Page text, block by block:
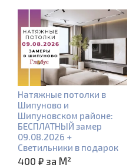
Натяжные потолки в
Шипуново и
Шипуновском районе:
БЕСПЛАТНЫЙ замер
09.08.2026 +
Светильники в подарок
400 ₽ за М²